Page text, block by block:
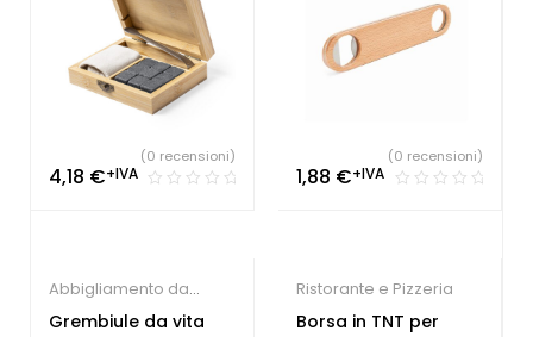
4,18 €+IVA
(0 recensioni)
1,88 €+IVA
(0 recensioni)
Abbigliamento da
lavoro,Ristorante e
Grembiule da vita
Ristorante e Pizzeria
Borsa in TNT per